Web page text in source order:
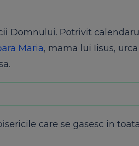
Domnului. Potrivit
Maria, mama lui Iisus, urca
care se gasesc in